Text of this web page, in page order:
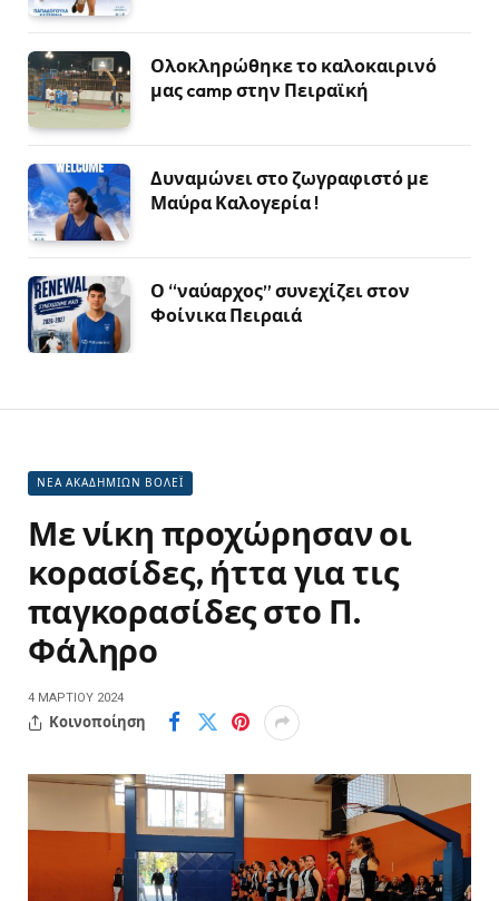
Ολοκληρώθηκε το καλοκαιρινό
μας camp στην Πειραϊκή
Δυναμώνει στο ζωγραφιστό με
Μαύρα Καλογερία !
Ο “ναύαρχος” συνεχίζει στον
Φοίνικα Πειραιά
ΝΕΑ ΑΚΑΔΗΜΙΩΝ ΒΟΛΕΪ
Με νίκη προχώρησαν οι
κορασίδες, ήττα για τις
παγκορασίδες στο Π.
Φάληρο
4 ΜΑΡΤΊΟΥ 2024
Κοινοποίηση